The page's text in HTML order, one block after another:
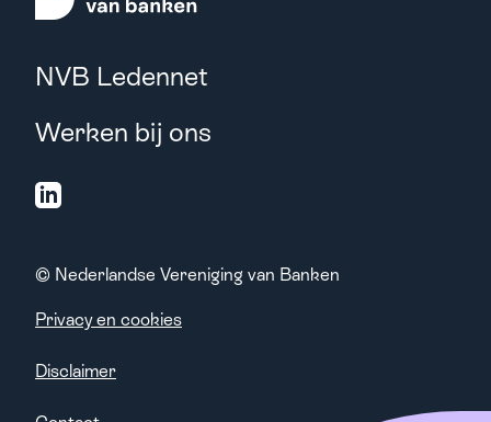
NVB Ledennet
Werken bij ons
© Nederlandse Vereniging van Banken
Privacy en cookies
Disclaimer